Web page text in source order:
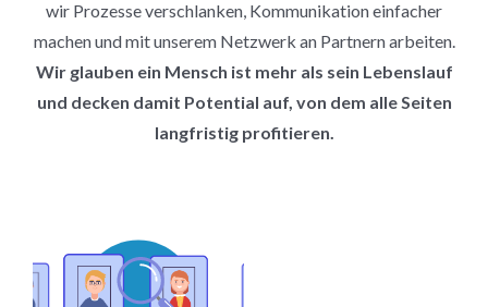
wir Prozesse verschlanken, Kommunikation einfacher
machen und mit unserem Netzwerk an Partnern arbeiten.
Wir glauben ein Mensch ist mehr als sein Lebenslauf
und decken damit Potential auf, von dem alle Seiten
langfristig profitieren.